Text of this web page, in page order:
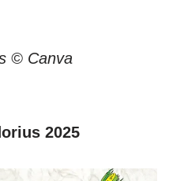
© Canva
2025